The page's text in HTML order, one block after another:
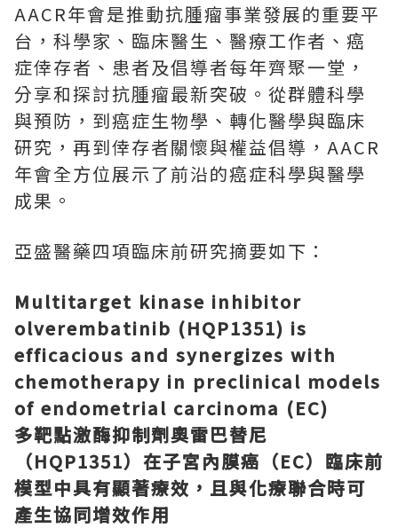
AACR年會是推動抗腫瘤事業發展的重要平
台，科學家、臨床醫生、醫療工作者、癌
症倖存者、患者及倡導者每年齊聚一堂，
分享和探討抗腫瘤最新突破。從群體科學
與預防，到癌症生物學、轉化醫學與臨床
研究，再到倖存者關懷與權益倡導， AACR
年會全方位展示了前沿的癌症科學與醫學
成果。
亞盛醫藥四項臨床前研究摘要如下：
Multitarget kinase inhibitor
olverembatinib (HQP1351) is
efficacious and synergizes with
chemotherapy in preclinical models
of endometrial carcinoma (EC)
多靶點激酶抑制劑奧雷巴替尼
（HQP1351）在子宮內膜癌（EC）臨床前
模型中具有顯著療效，且與化療聯合時可
產生協同增效作用